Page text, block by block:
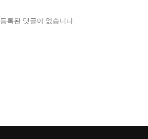
등록된 댓글이 없습니다.